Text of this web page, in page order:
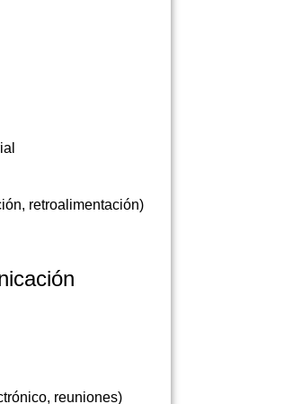
retroalimentación)
reuniones)